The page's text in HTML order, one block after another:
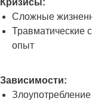
Кризисы:
Сложные
Травматические
опыт
Зависимости: